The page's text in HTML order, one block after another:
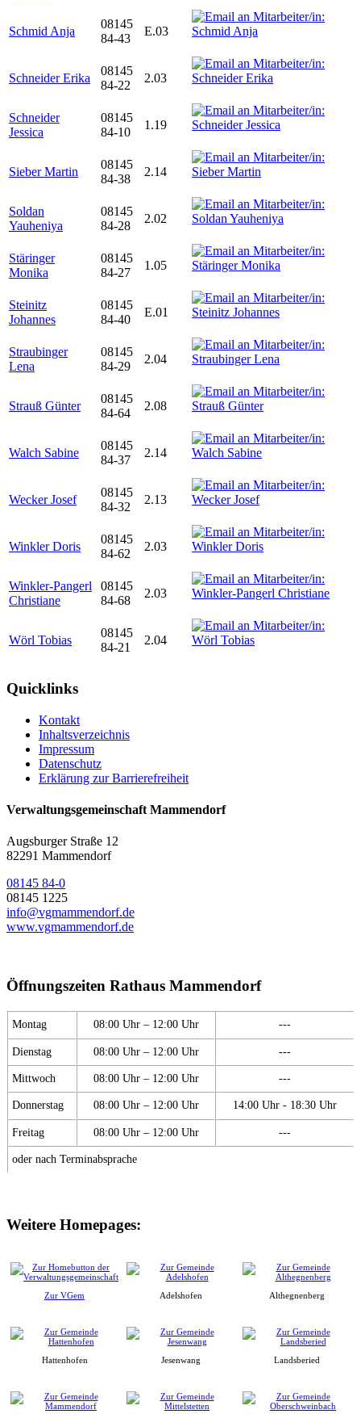
Schmid Anja
08145
84-43
E.03
Schneider Erika
08145
84-22
2.03
Schneider
Jessica
08145
84-10
1.19
Sieber Martin
08145
84-38
2.14
Soldan
Yauheniya
08145
84-28
2.02
Stäringer
Monika
08145
84-27
1.05
Steinitz
Johannes
08145
84-40
E.01
Straubinger
Lena
08145
84-29
2.04
Strauß Günter
08145
84-64
2.08
Walch Sabine
08145
84-37
2.14
Wecker Josef
08145
84-32
2.13
Winkler Doris
08145
84-62
2.03
Winkler-Pangerl
Christiane
08145
84-68
2.03
Wörl Tobias
08145
84-21
2.04
Quicklinks
Kontakt
Inhaltsverzeichnis
Impressum
Datenschutz
Erklärung zur Barrierefreiheit
Verwaltungsgemeinschaft Mammendorf
Augsburger Straße 12
82291 Mammendorf
08145 84-0
08145 1225
info@vgmammendorf.de
www.vgmammendorf.de
Öffnungszeiten Rathaus Mammendorf
Montag 08:00 Uhr – 12:00 Uhr ---
Dienstag 08:00 Uhr – 12:00 Uhr ---
Mittwoch 08:00 Uhr – 12:00 Uhr ---
Donnerstag 08:00 Uhr – 12:00 Uhr 14:00 Uhr - 18:30 Uhr
Freitag 08:00 Uhr – 12:00 Uhr ---
oder nach Terminabsprache
Weitere Homepages:
Zur VGem Adelshofen Althegnenberg
Hattenhofen Jesenwang Landsberied